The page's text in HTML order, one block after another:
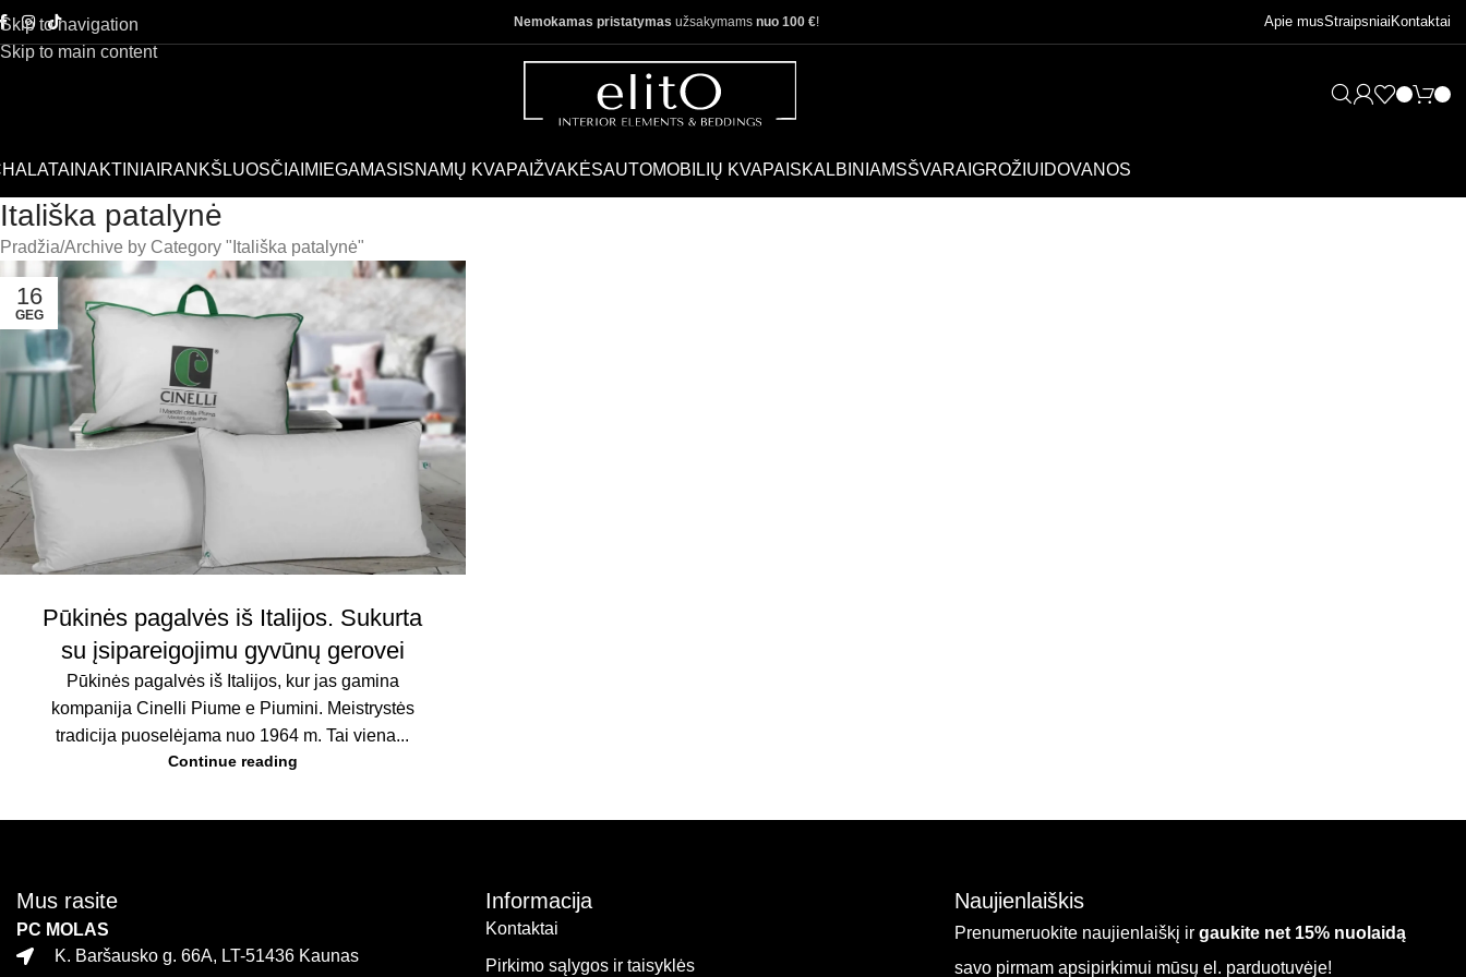
Skip to navigation
Skip to main content
Nemokamas pristatymas užsakymams nuo 100 €! Apie musStraipsniai Kontaktai
NAKTINIAI RANKŠLUOSČIAI MIEGAMASISNAMŲ KVAPAI ŽVAKĖSAUTOMOBILIŲ KVAPAI SKALBINIAMSŠVARAI GROŽIUI DOVANOS
Itališka patalynė
Pradžia Archive by Category "Itališka patalynė"
16
GEG
Pūkinės pagalvės iš Italijos. Sukurta
su įsipareigojimu gyvūnų gerovei
Pūkinės pagalvės iš Italijos, kur jas gamina
kompanija Cinelli Piume e Piumini. Meistrystės
tradicija puoselėjama nuo 1964 m. Tai viena...
Continue reading
Mus rasite
PC MOLAS
K. Baršausko g. 66A, LT-51436 Kaunas
Informacija
Kontaktai
Pirkimo sąlygos ir taisyklės
Naujienlaiškis
Prenumeruokite naujienlaiškį ir gaukite net 15% nuolaidą
savo pirmam apsipirkimui mūsų el. parduotuvėje!